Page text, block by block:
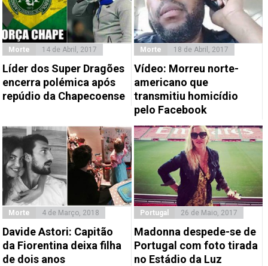
Morte 14 de Abril, 2017
Líder dos Super Dragões
encerra polémica após
repúdio da Chapecoense
Morte 18 de Abril, 2017
Vídeo: Morreu norte-
americano que
transmitiu homicídio
pelo Facebook
Morte 4 de Março, 2018
Davide Astori: Capitão
da Fiorentina deixa filha
de dois anos
Portugal 26 de Maio, 2017
Madonna despede-se de
Portugal com foto tirada
no Estádio da Luz